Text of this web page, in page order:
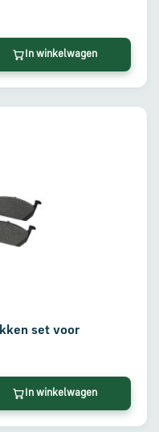
In winkelwagen
set voor
In winkelwagen